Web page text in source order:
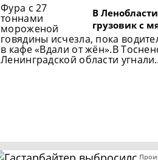
В
грузовик с
Фура с 27
тоннами
мороженой
говядины исчезла, пока
в кафе «Вдали от жён».В
Ленинградской области